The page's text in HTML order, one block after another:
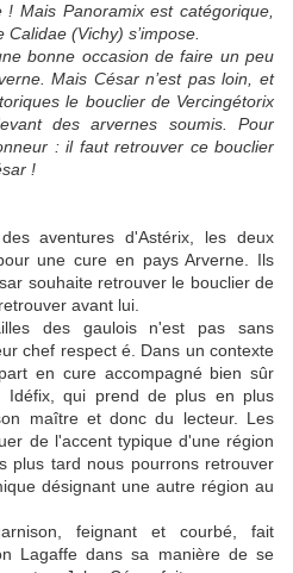
Mais Panoramix est catégorique,
(Vichy) s’impose.
bonne occasion de faire un peu
Mais César n’est pas loin, et
le bouclier de Vercingétorix
des arvernes soumis. Pour
: il faut retrouver ce bouclier
!
aventures d'Astérix, les deux
une cure en pays Arverne. Ils
souhaite retrouver le bouclier de
avant lui.
des gaulois n'est pas sans
chef respect é. Dans un contexte
en cure accompagné bien sûr
Idéfix, qui prend de plus en plus
maître et donc du lecteur. Les
de l'accent typique d'une région
plus tard nous pourrons retrouver
désignant une autre région au
feignant et courbé, fait
Lagaffe dans sa manière de se